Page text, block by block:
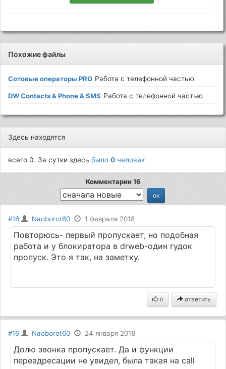
Похожие файлы
Сотовые операторы PRO Работа с телефонной частью
DW Contacts & Phone & SMS Работа с телефонной частью
Здесь находятся
всего 0. За сутки здесьбыло0 человек
Комментарии 16
#16 Naoborot60 1 февраля 2018
Повторюсь- первый пропускает, но подобная
работа и у блокиратора в drweb-один гудок
пропуск. Это я так, на заметку.
0 ответить
#16 Naoborot60 24 января 2018
Долю звонка пропускает. Да и функции
переадресации не увидел, была такая на call